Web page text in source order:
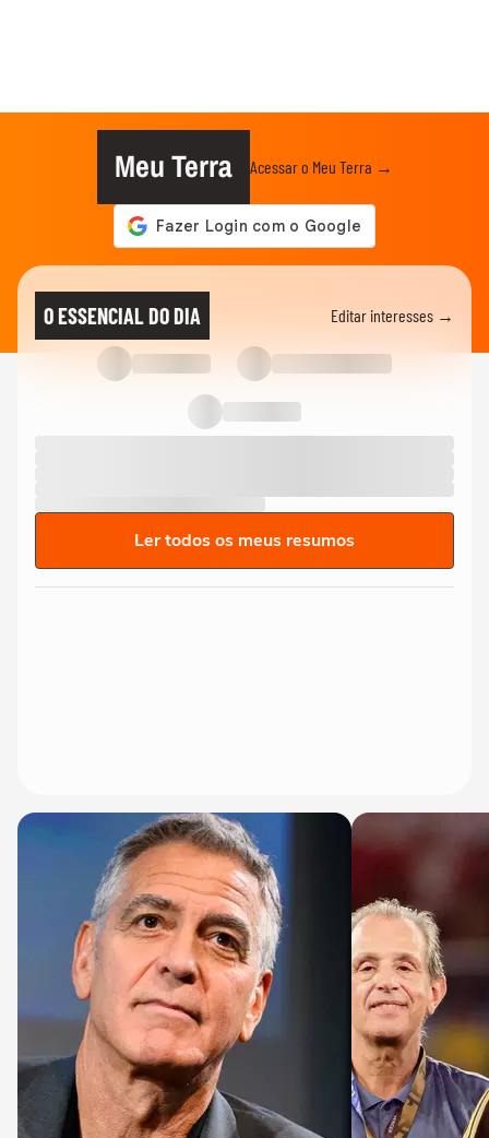
Meu Terra Acessar o Meu Terra →
O ESSENCIAL DO DIA Editar interesses →
Ler todos os meus resumos